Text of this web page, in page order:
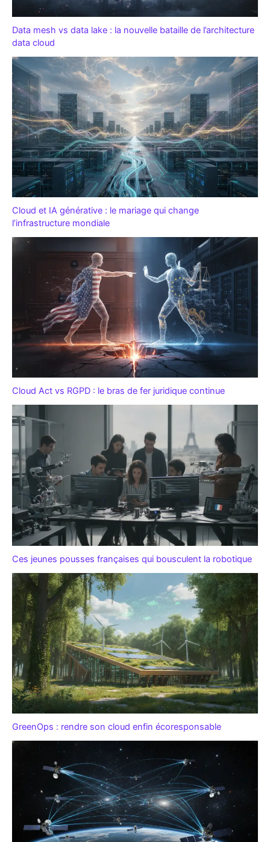
Data mesh vs data lake : la nouvelle bataille de l’architecture
data cloud
Cloud et IA générative : le mariage qui change
l’infrastructure mondiale
Cloud Act vs RGPD : le bras de fer juridique continue
Ces jeunes pousses françaises qui bousculent la robotique
GreenOps : rendre son cloud enfin écoresponsable